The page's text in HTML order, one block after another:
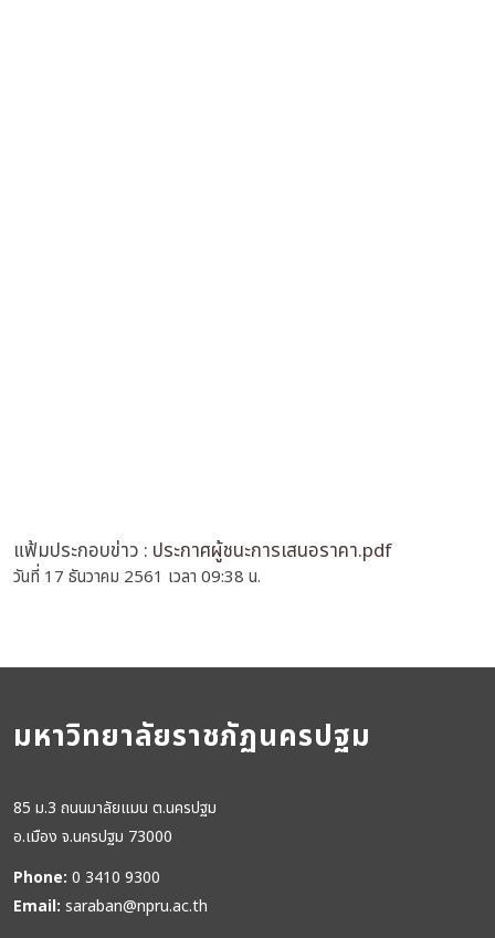
แฟ้มประกอบข่าว : ประกาศผู้ชนะการเสนอราคา.pdf
วันที่ 17 ธันวาคม 2561 เวลา 09:38 น.
มหาวิทยาลัยราชภัฏนครปฐม
85 ม.3 ถนนมาลัยแมน ต.นครปฐม
อ.เมือง จ.นครปฐม 73000
Phone: 0 3410 9300
Email: saraban@npru.ac.th